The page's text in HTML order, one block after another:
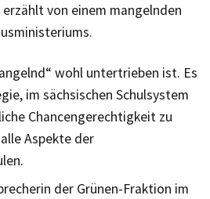
von einem mangelnden
wohl untertrieben ist. Es
im sächsischen Schulsystem
Chancengerechtigkeit zu
Aspekte der
der Grünen-Fraktion im